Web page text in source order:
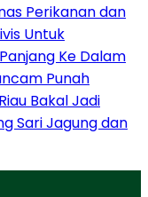
Perikanan dan
Untuk
Ke Dalam
Punah
Bakal Jadi
Sari Jagung dan